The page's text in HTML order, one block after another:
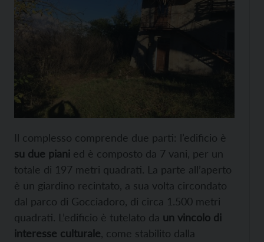
Il complesso comprende due parti: l’edificio è
su due piani ed è composto da 7 vani, per un
totale di 197 metri quadrati. La parte all’aperto
è un giardino recintato, a sua volta circondato
dal parco di Gocciadoro, di circa 1.500 metri
quadrati. L’edificio è tutelato da un vincolo di
interesse culturale , come stabilito dalla